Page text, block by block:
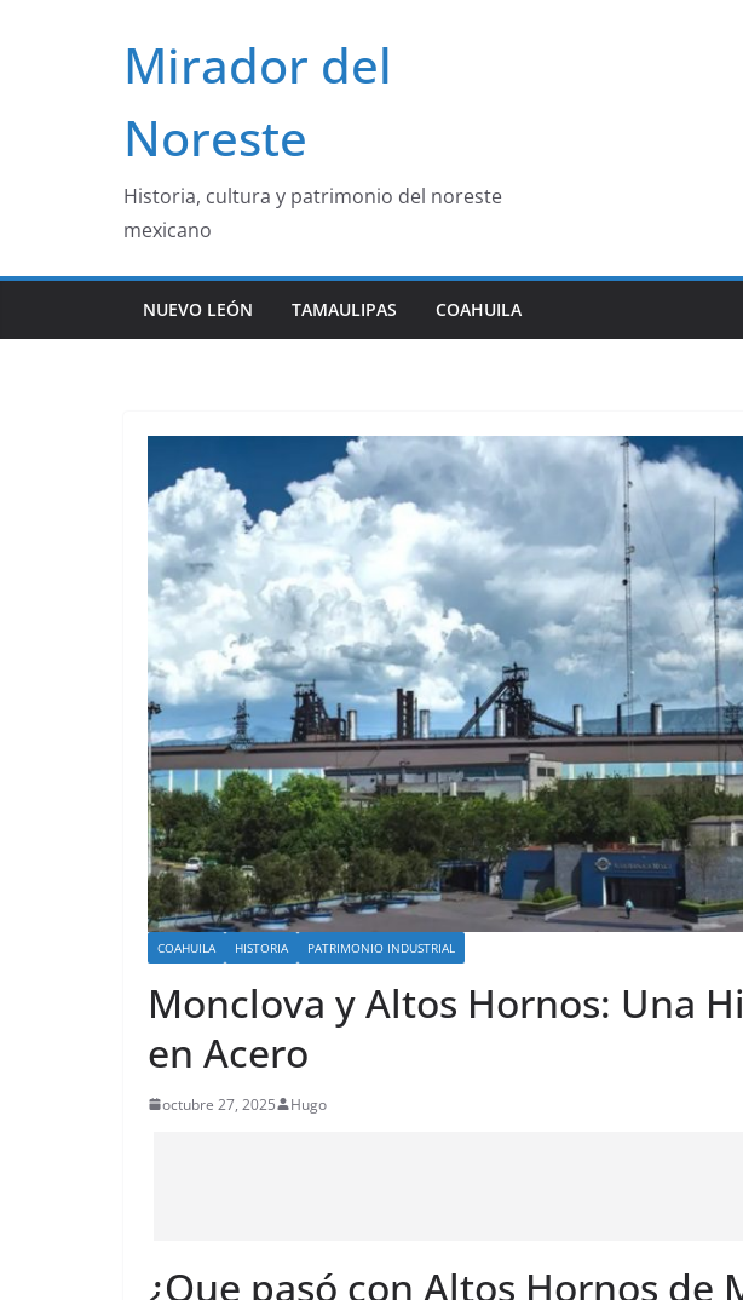
Mirador del
Noreste
Historia, cultura y patrimonio del noreste
mexicano
NUEVO LEÓN TAMAULIPAS COAHUILA
COAHUILA HISTORIA PATRIMONIO INDUSTRIAL
Monclova y Altos Hornos: Una
en Acero
octubre 27, 2025 Hugo
¿Que pasó con Altos Hornos de